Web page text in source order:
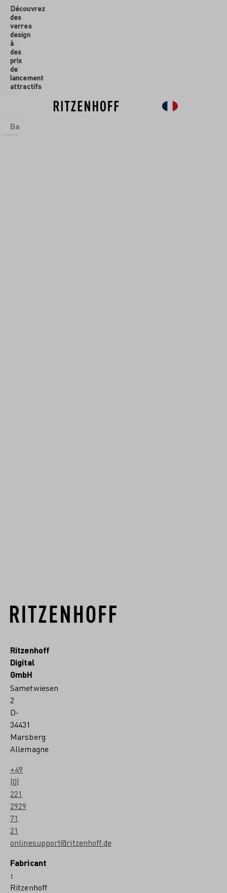
principal
Découvrez
des
verres
design
à
des
prix
de
lancement
attractifs
Basics
Ritzenhoff
Digital
GmbH
Sametwiesen
2
D-
34431
Marsberg
Allemagne
+49
(0)
221
2929
71
21
onlinesupport@ritzenhoff.de
Fabricant
:
Ritzenhoff